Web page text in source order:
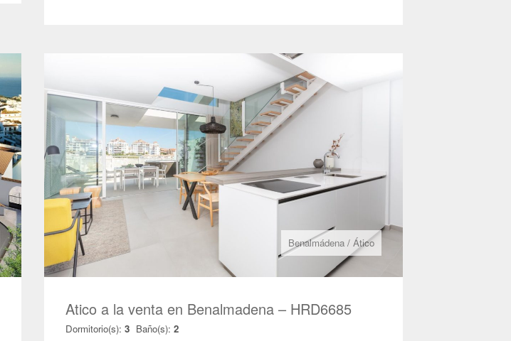
Benalmádena / Ático
Atico a la venta en Benalmadena – HRD6685
Dormitorio(s): 3 Baño(s): 2